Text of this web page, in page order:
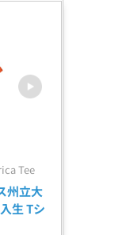
Tee
州立大
生 Tシ